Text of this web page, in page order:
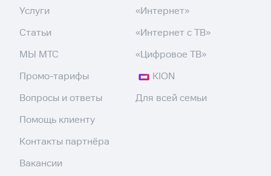
Услуги
Статьи
МЫ МТС
Промо-тарифы
Вопросы и ответы
Помощь клиенту
Контакты партнёра
Вакансии
«Интернет»
«Интернет с ТВ»
«Цифровое ТВ»
KION
Для всей семьи